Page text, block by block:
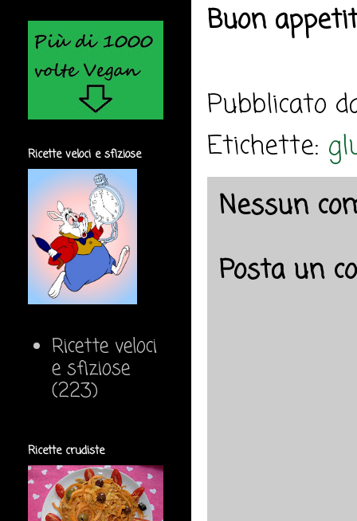
Buon
Pubblicato
Etichette:
Nessun
Posta un
Ricette veloci e sfiziose
Ricette veloci
e sfiziose
(223)
Ricette crudiste